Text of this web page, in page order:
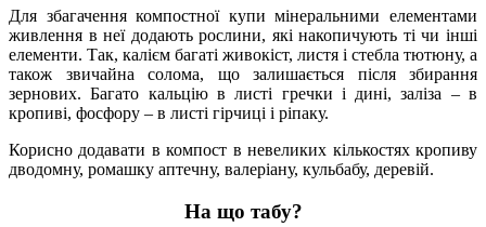
Для збагачення компостної купи мінеральними елементами
живлення в неї додають рослини, які накопичують ті чи інші
елементи. Так, калієм багаті живокіст, листя і стебла тютюну, а
також звичайна солома, що залишається після збирання
зернових. Багато кальцію в листі гречки і дині, заліза – в
кропиві, фосфору – в листі гірчиці і ріпаку.
Корисно додавати в компост в невеликих кількостях кропиву
дводомну, ромашку аптечну, валеріану, кульбабу, деревій.
На що табу?